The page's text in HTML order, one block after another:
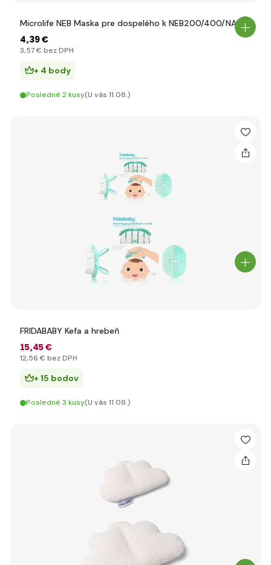
Microlife NEB Maska pre dospelého k NEB200/400/NANO
4,39 €
3,57 € bez DPH
+ 4 body
Posledné 2 kusy(U vás 11.08.)
FRIDABABY Kefa a hrebeň
15,45 €
12,56 € bez DPH
+ 15 bodov
Posledné 3 kusy(U vás 11.08.)